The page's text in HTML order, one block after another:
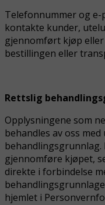
Telefonnummer og
kontakte kunder,
gjennomført kjøp
bestillingen eller
Rettslig
Opplysningene som
behandles av oss
gjennomføre kjøpet,
direkte i forbindelse
hjemlet i